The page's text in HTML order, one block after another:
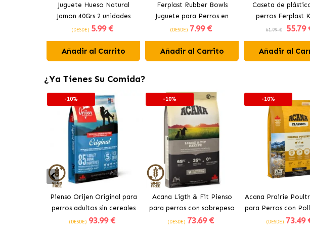
Juguete Hueso Natural
Jamon 40Grs 2 unidades
Comestible 2 unidades
(DESDE) 5.99 €
Añadir al Carrito
Ferplast Rubber Bowls
Juguete para Perros en
Colores Surtidos
(DESDE) 7.99 €
Añadir al Carrito
Caseta de
perros Ferplast
61.99 € 55.79
Añadir al
¿Ya Tienes Su Comida?
-10%
Pienso Orijen Original para
perros adultos sin cereales
de pollo
(DESDE) 93.99 €
-10%
Acana Ligth & Fit Pienso
para perros con sobrepeso
con pollo fresco
(DESDE) 73.69 €
-10%
Acana Prairie
para Perros con
(DESDE) 73.49